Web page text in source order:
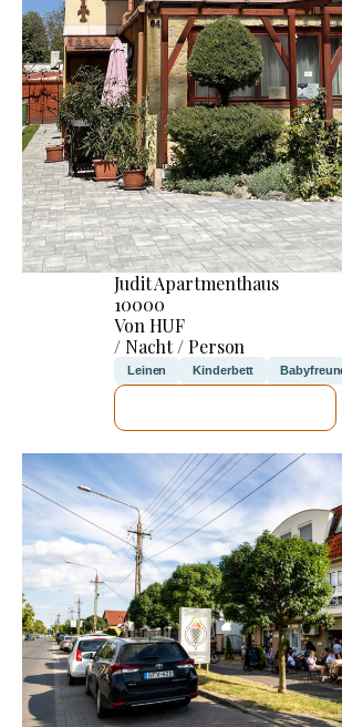
Judit Apartmenthaus
10000
Von HUF
/ Nacht / Person
Leinen Kinderbett